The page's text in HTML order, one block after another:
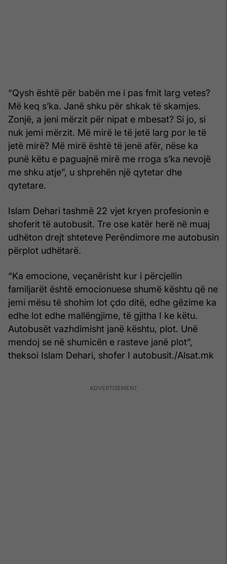
“Qysh është për babën me i pas fmit larg vetes?
Më keq s’ka. Janë shku për shkak të skamjes.
Zonjë, a jeni mërzit për nipat e mbesat? Si jo, si
nuk jemi mërzit. Më mirë le të jetë larg por le të
jetë mirë? Më mirë është të jenë afër, nëse ka
punë këtu e paguajnë mirë me rroga s’ka nevojë
me shku atje”, u shprehën një qytetar dhe
qytetare.
Islam Dehari tashmë 22 vjet kryen profesionin e
shoferit të autobusit. Tre ose katër herë në muaj
udhëton drejt shteteve Perëndimore me autobusin
përplot udhëtarë.
“Ka emocione, veçanërisht kur i përcjellin
familjarët është emocionuese shumë kështu që ne
jemi mësu të shohim lot çdo ditë, edhe gëzime ka
edhe lot edhe mallëngjime, të gjitha I ke këtu.
Autobusët vazhdimisht janë kështu, plot. Unë
mendoj se në shumicën e rasteve janë plot”,
theksoi Islam Dehari, shofer I autobusit./Alsat.mk